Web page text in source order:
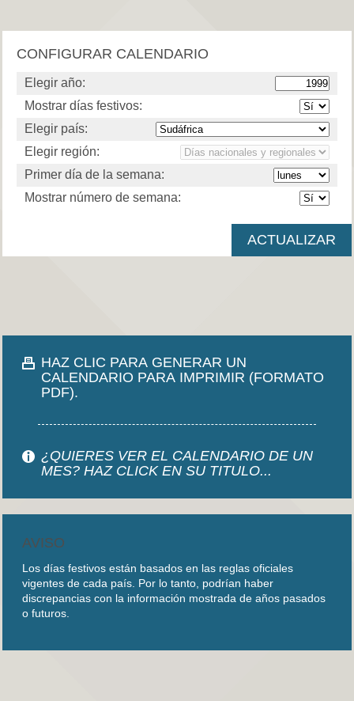
CONFIGURAR CALENDARIO
Elegir año:
Mostrar días festivos:
Elegir país:
Elegir región:
Primer día de la semana:
Mostrar número de semana:
HAZ CLIC PARA GENERAR UN
CALENDARIO PARA IMPRIMIR (FORMATO
PDF).
¿QUIERES VER EL CALENDARIO DE UN
MES? HAZ CLICK EN SU TITULO...
AVISO
Los días festivos están basados en las reglas oficiales
vigentes de cada país. Por lo tanto, podrían haber
discrepancias con la información mostrada de años pasados
o futuros.